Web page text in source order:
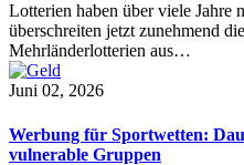
Lotterien haben über viele Jahre
überschreiten jetzt zunehmend
Mehrländerlotterien aus…
Juni 02, 2026
Werbung für Sportwetten:
vulnerable Gruppen